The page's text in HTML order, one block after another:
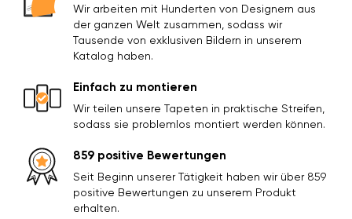
Wir arbeiten mit Hunderten von Designern aus
der ganzen Welt zusammen, sodass wir
Tausende von exklusiven Bildern in unserem
Katalog haben.
Einfach zu montieren
Wir teilen unsere Tapeten in praktische Streifen,
sodass sie problemlos montiert werden können.
859 positive Bewertungen
Seit Beginn unserer Tätigkeit haben wir über 859
positive Bewertungen zu unserem Produkt
erhalten.